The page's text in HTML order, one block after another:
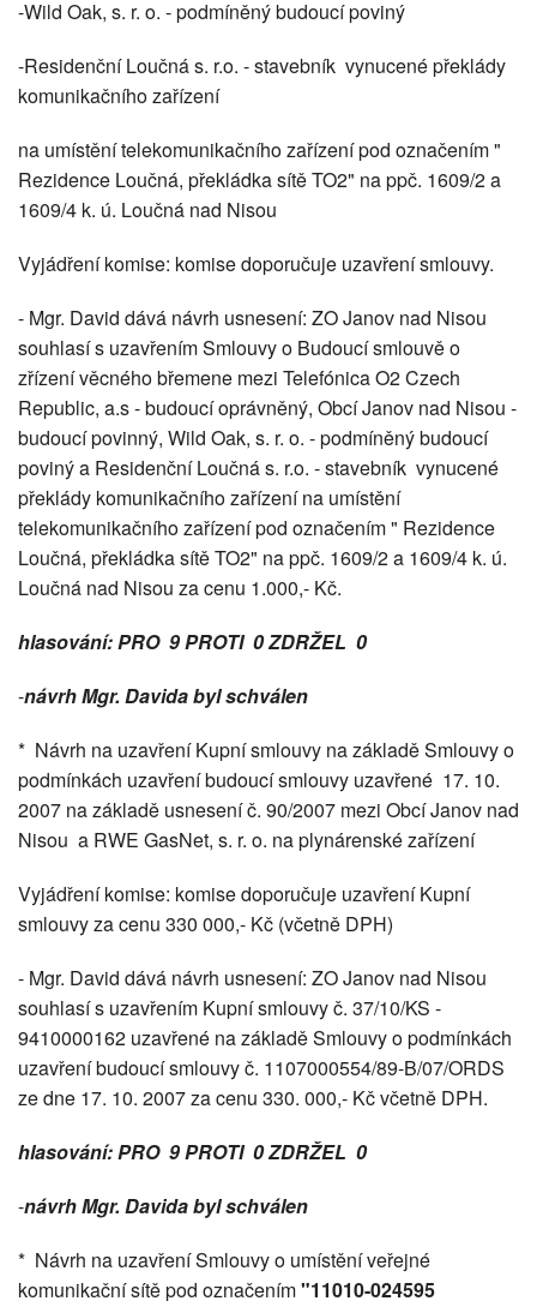
-Wild Oak, s. r. o. - podmíněný budoucí poviný
-Residenční Loučná s. r.o. - stavebník vynucené překlády
komunikačního zařízení
na umístění telekomunikačního zařízení pod označením "
Rezidence Loučná, překládka sítě TO2" na ppč. 1609/2 a
1609/4 k. ú. Loučná nad Nisou
Vyjádření komise: komise doporučuje uzavření smlouvy.
- Mgr. David dává návrh usnesení: ZO Janov nad Nisou
souhlasí s uzavřením Smlouvy o Budoucí smlouvě o
zřízení věcného břemene mezi Telefónica O2 Czech
Republic, a.s - budoucí oprávněný, Obcí Janov nad Nisou -
budoucí povinný, Wild Oak, s. r. o. - podmíněný budoucí
poviný a Residenční Loučná s. r.o. - stavebník vynucené
překlády komunikačního zařízení na umístění
telekomunikačního zařízení pod označením " Rezidence
Loučná, překládka sítě TO2" na ppč. 1609/2 a 1609/4 k. ú.
Loučná nad Nisou za cenu 1.000,- Kč.
hlasování: PRO 9 PROTI 0 ZDRŽEL 0
-návrh Mgr. Davida byl schválen
* Návrh na uzavření Kupní smlouvy na základě Smlouvy o
podmínkách uzavření budoucí smlouvy uzavřené 17. 10.
2007 na základě usnesení č. 90/2007 mezi Obcí Janov nad
Nisou a RWE GasNet, s. r. o. na plynárenské zařízení
Vyjádření komise: komise doporučuje uzavření Kupní
smlouvy za cenu 330 000,- Kč (včetně DPH)
- Mgr. David dává návrh usnesení: ZO Janov nad Nisou
souhlasí s uzavřením Kupní smlouvy č. 37/10/KS -
9410000162 uzavřené na základě Smlouvy o podmínkách
uzavření budoucí smlouvy č. 1107000554/89-B/07/ORDS
ze dne 17. 10. 2007 za cenu 330. 000,- Kč včetně DPH.
hlasování: PRO 9 PROTI 0 ZDRŽEL 0
-návrh Mgr. Davida byl schválen
* Návrh na uzavření Smlouvy o umístění veřejné
komunikační sítě pod označením"11010-024595